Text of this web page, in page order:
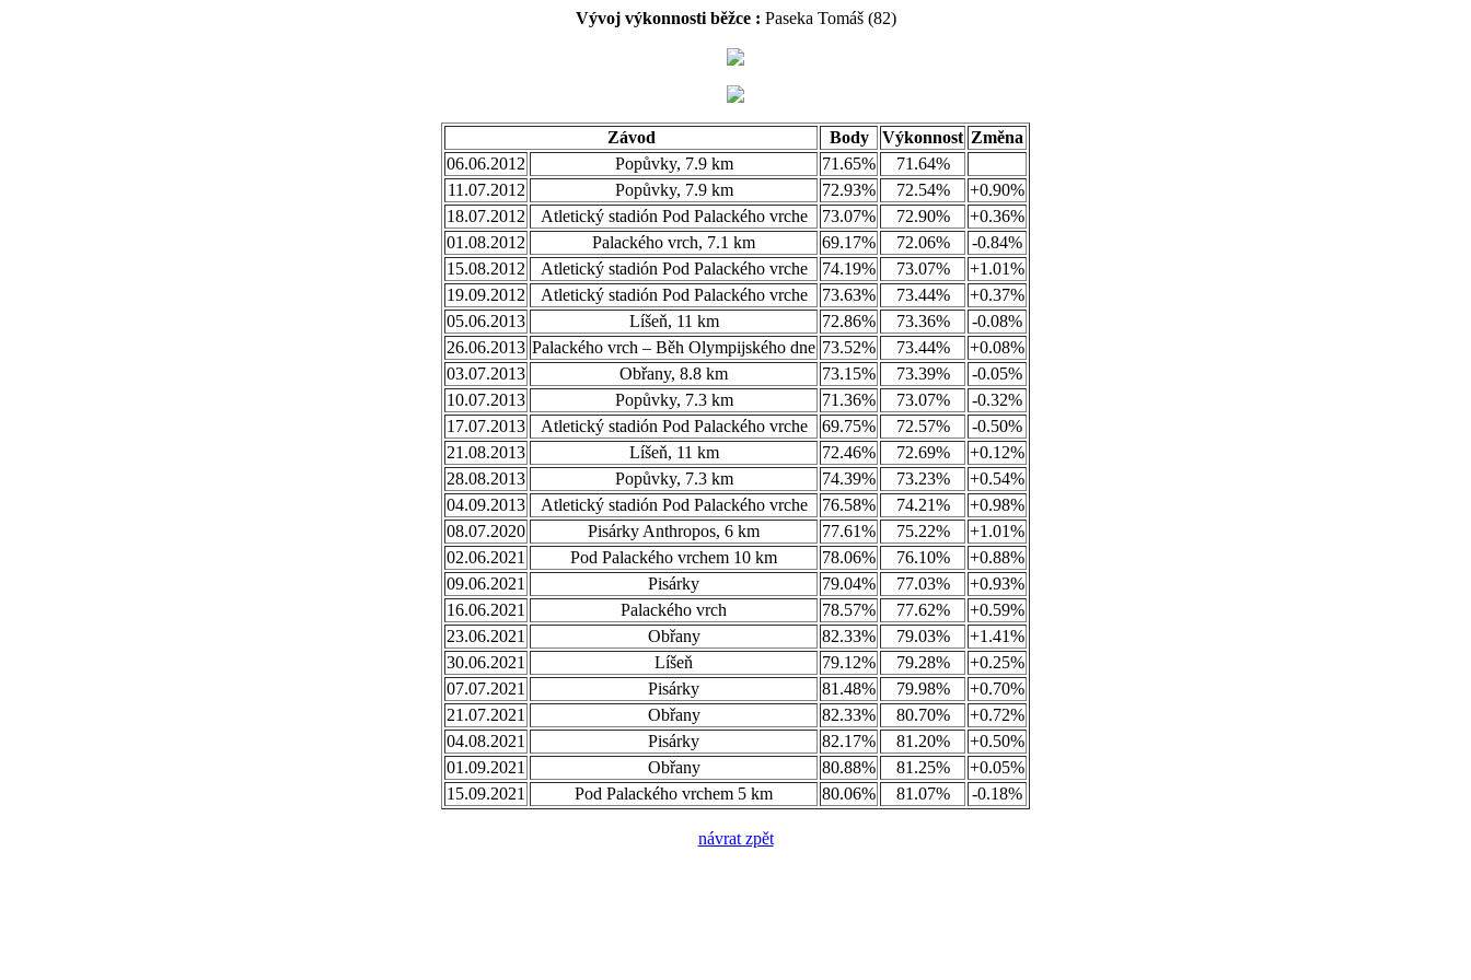
Vývoj výkonnosti běžce : Paseka Tomáš (82)
Závod Body Výkonnost Změna
06.06.2012
Popůvky, 7.9 km 71.65%
71.64%
11.07.2012
Popůvky, 7.9 km 72.93% 72.54%
+0.90%
18.07.2012
Atletický stadión Pod Palackého vrche 73.07% 72.90%
+0.36%
01.08.2012
Palackého vrch, 7.1 km 69.17% 72.06%
-0.84%
15.08.2012
Atletický stadión Pod Palackého vrche 74.19% 73.07%
+1.01%
19.09.2012
Atletický stadión Pod Palackého vrche 73.63% 73.44%
+0.37%
05.06.2013
Líšeň, 11 km 72.86% 73.36%
-0.08%
26.06.2013 Palackého vrch – Běh Olympijského dne 73.52% 73.44%
+0.08%
03.07.2013
Obřany, 8.8 km 73.15% 73.39%
-0.05%
10.07.2013
Popůvky, 7.3 km 71.36% 73.07%
-0.32%
17.07.2013
Atletický stadión Pod Palackého vrche 69.75% 72.57%
-0.50%
21.08.2013
Líšeň, 11 km 72.46% 72.69%
+0.12%
28.08.2013
Popůvky, 7.3 km 74.39% 73.23%
+0.54%
04.09.2013
Atletický stadión Pod Palackého vrche 76.58% 74.21%
+0.98%
08.07.2020
Pisárky Anthropos, 6 km 77.61% 75.22%
+1.01%
02.06.2021
Pod Palackého vrchem 10 km 78.06% 76.10%
+0.88%
09.06.2021
Pisárky 79.04% 77.03%
+0.93%
16.06.2021
Palackého vrch 78.57% 77.62%
+0.59%
23.06.2021
Obřany 82.33% 79.03%
+1.41%
30.06.2021
Líšeň 79.12% 79.28%
+0.25%
07.07.2021
Pisárky 81.48% 79.98%
+0.70%
21.07.2021
Obřany 82.33% 80.70%
+0.72%
04.08.2021
Pisárky 82.17% 81.20%
+0.50%
01.09.2021
Obřany 80.88% 81.25%
+0.05%
15.09.2021
Pod Palackého vrchem 5 km 80.06% 81.07% -0.18%
návrat zpět